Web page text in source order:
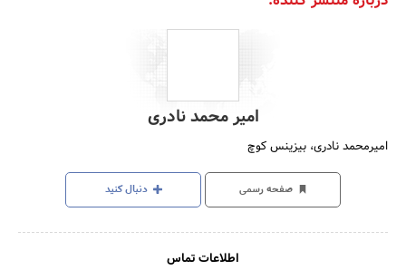
امیر محمد نادری
امیرمحمد نادری، بیزینس کوچ
صفحه رسمی دنبال کنید
اطلاعات تماس